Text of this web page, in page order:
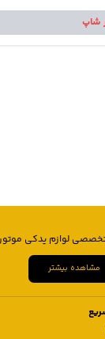
شاپ
لوازم یدکی
مشاهده بیشتر